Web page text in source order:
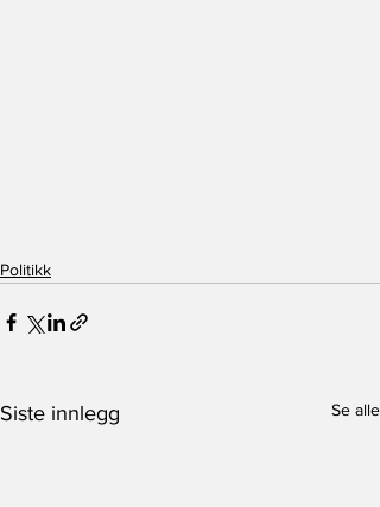
Politikk
Siste innlegg Se alle